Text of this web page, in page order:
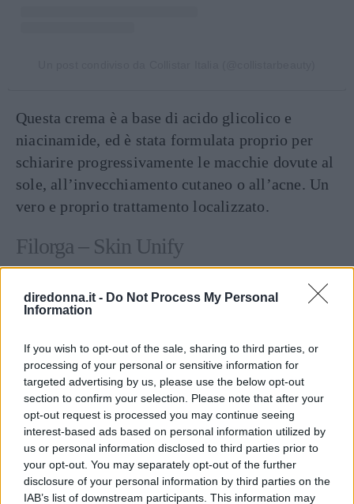
diredonna.it - Do Not Process My Personal
Information
If you wish to opt-out of the sale, sharing to third parties, or
processing of your personal or sensitive information for
targeted advertising by us, please use the below opt-out
section to confirm your selection. Please note that after your
opt-out request is processed you may continue seeing
interest-based ads based on personal information utilized by
us or personal information disclosed to third parties prior to
your opt-out. You may separately opt-out of the further
disclosure of your personal information by third parties on the
IAB’s list of downstream participants. This information may
Questa crema è a base di acido glicolico e
niacinamide, ed è stata formulata proprio per
schiarire progressivamente le macchie dovute al
sole, all’invecchiamento cutaneo o all’acne. Un
vero e proprio trattamento localizzato.
Filorga – Skin Unify
Visualizza questo post su Instagram